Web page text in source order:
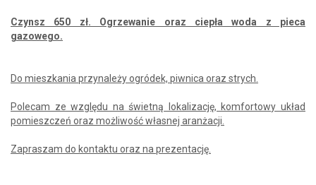
Czynsz 650 zł. Ogrzewanie oraz ciepła woda z pieca
gazowego.
Do mieszkania przynależy ogródek, piwnica oraz strych.
Polecam ze względu na świetną lokalizację, komfortowy układ
pomieszczeń oraz możliwość własnej aranżacji.
Zapraszam do kontaktu oraz na prezentację.